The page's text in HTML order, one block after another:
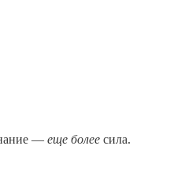
— еще более сила.